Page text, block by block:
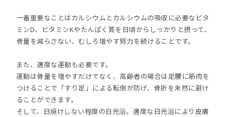
一番重要なことはカルシウムとカルシウムの吸収に必要なビタ
ミンD、ビタミンKやたんぱく質を日頃からしっかりと摂って、
骨量を減らさない、むしろ増やす努力を続けることです。
また、適度な運動も必要です。
運動は骨量を増やすだけでなく、高齢者の場合は足腰に筋肉を
つけることで「すり足」による転倒が防げ、骨折を未然に避け
ることができます。
そして、日焼けしない程度の日光浴。適度な日光浴により皮膚